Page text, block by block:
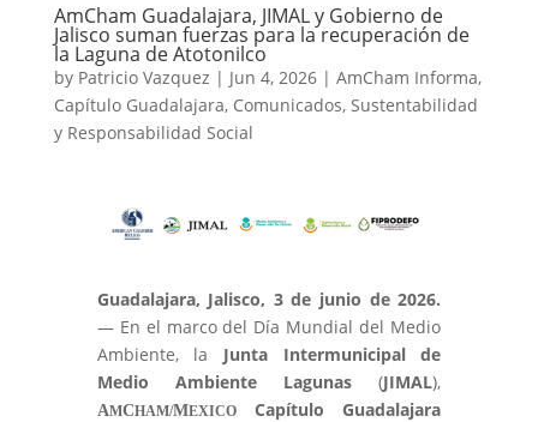
AmCham Guadalajara, JIMAL y Gobierno de
Jalisco suman fuerzas para la recuperación de
la Laguna de Atotonilco
by Patricio Vazquez | Jun 4, 2026| AmCham Informa,
Capítulo Guadalajara, Comunicados, Sustentabilidad
y Responsabilidad Social
Guadalajara, Jalisco, 3 de junio de 2026.
— En el marco del Día Mundial del Medio
Ambiente, la Junta Intermunicipal de
Medio Ambiente Lagunas (JIMAL),
AMCHAM/MEXICO
Capítulo Guadalajara